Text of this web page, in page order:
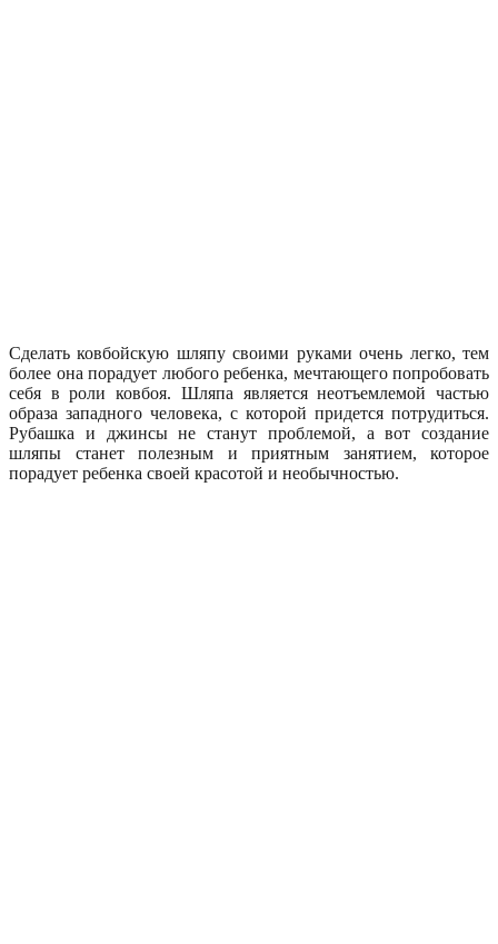
Сделать ковбойскую шляпу своими руками очень легко, тем
более она порадует любого ребенка, мечтающего попробовать
себя в роли ковбоя. Шляпа является неотъемлемой частью
образа западного человека, с которой придется потрудиться.
Рубашка и джинсы не станут проблемой, а вот создание
шляпы станет полезным и приятным занятием, которое
порадует ребенка своей красотой и необычностью.